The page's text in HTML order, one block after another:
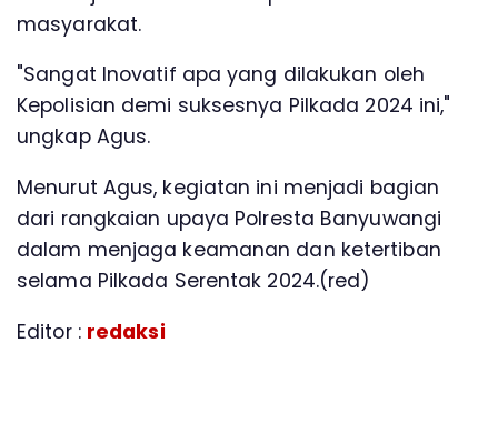
masyarakat.
"Sangat Inovatif apa yang dilakukan oleh
Kepolisian demi suksesnya Pilkada 2024 ini,"
ungkap Agus.
Menurut Agus, kegiatan ini menjadi bagian
dari rangkaian upaya Polresta Banyuwangi
dalam menjaga keamanan dan ketertiban
selama Pilkada Serentak 2024.(red)
Editor : redaksi